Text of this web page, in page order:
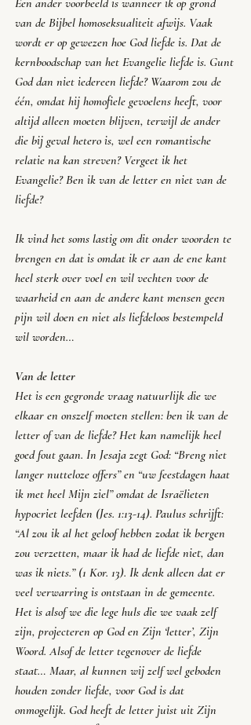
Een ander voorbeeld is wanneer ik op grond
van de Bijbel homoseksualiteit afwijs. Vaak
wordt er op gewezen hoe God liefde is. Dat de
kernboodschap van het Evangelie liefde is. Gunt
God dan niet iedereen liefde? Waarom zou de
één, omdat hij homofiele gevoelens heeft, voor
altijd alleen moeten blijven, terwijl de ander
die bij geval hetero is, wel een romantische
relatie na kan streven? Vergeet ik het
Evangelie? Ben ik van de letter en niet van de
liefde?
Ik vind het soms lastig om dit onder woorden te
brengen en dat is omdat ik er aan de ene kant
heel sterk over voel en wil vechten voor de
waarheid en aan de andere kant mensen geen
pijn wil doen en niet als liefdeloos bestempeld
wil worden…
Van de letter
Het is een gegronde vraag natuurlijk die we
elkaar en onszelf moeten stellen: ben ik van de
letter of van de liefde? Het kan namelijk heel
goed fout gaan. In Jesaja zegt God: “Breng niet
langer nutteloze offers” en “uw feestdagen haat
ik met heel Mijn ziel” omdat de Israëlieten
hypocriet leefden (Jes. 1:13-14). Paulus schrijft:
“Al zou ik al het geloof hebben zodat ik bergen
zou verzetten, maar ik had de liefde niet, dan
was ik niets.” (1 Kor. 13). Ik denk alleen dat er
veel verwarring is ontstaan in de gemeente.
Het is alsof we die lege huls die we vaak zelf
zijn, projecteren op God en Zijn ‘letter’, Zijn
Woord. Alsof de letter tegenover de liefde
staat… Maar, al kunnen wij zelf wel geboden
houden zonder liefde, voor God is dat
onmogelijk. God heeft de letter juist uit Zijn